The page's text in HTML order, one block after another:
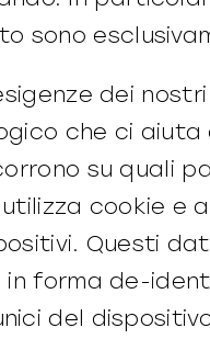
sono
dei
che ci aiuta
su quali
cookie e
Questi
forma de-
del